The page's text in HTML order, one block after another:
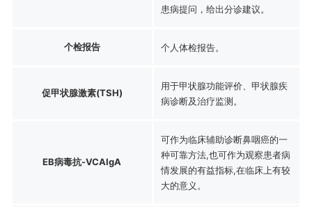
患病提问，给出分诊建议。
个检报告 个人体检报告。
促甲状腺激素(TSH)
用于甲状腺功能评价、甲状腺疾
病诊断及治疗监测。
EB病毒抗-VCAIgA
可作为临床辅助诊断鼻咽癌的一
种可靠方法,也可作为观察患者病
情发展的有益指标,在临床上有较
大的意义。